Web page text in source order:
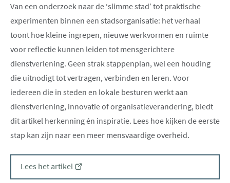
Van een onderzoek naar de ‘slimme stad’ tot praktische
experimenten binnen een stadsorganisatie: het verhaal
toont hoe kleine ingrepen, nieuwe werkvormen en ruimte
voor reflectie kunnen leiden tot mensgerichtere
dienstverlening. Geen strak stappenplan, wel een houding
die uitnodigt tot vertragen, verbinden en leren. Voor
iedereen die in steden en lokale besturen werkt aan
dienstverlening, innovatie of organisatieverandering, biedt
dit artikel herkenning én inspiratie. Lees hoe kijken de eerste
stap kan zijn naar een meer mensvaardige overheid.
Lees het artikel
nieuw